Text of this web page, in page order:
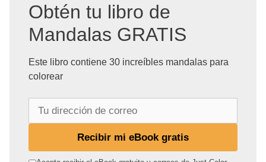
Obtén tu libro de
Mandalas GRATIS
Este libro contiene 30 increíbles mandalas para
colorear
Recibir mi eBook gratis